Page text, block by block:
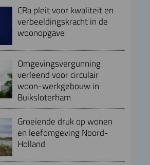
CRa pleit voor kwaliteit en
verbeeldingskracht in de
woonopgave
Omgevingsvergunning
verleend voor circulair
woon-werkgebouw in
Buiksloterham
Groeiende druk op wonen
en leefomgeving Noord-
Holland